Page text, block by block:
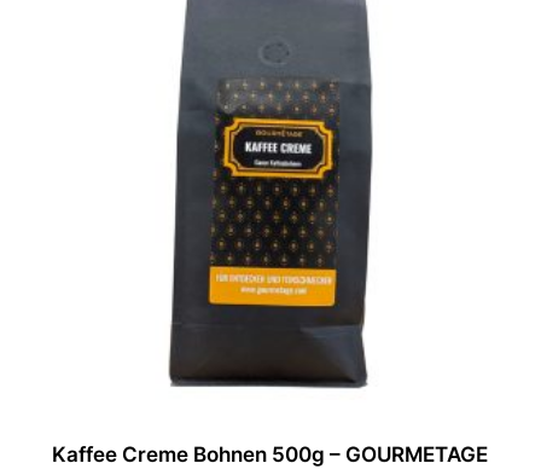
Kaffee Creme Bohnen 500g – GOURMETAGE